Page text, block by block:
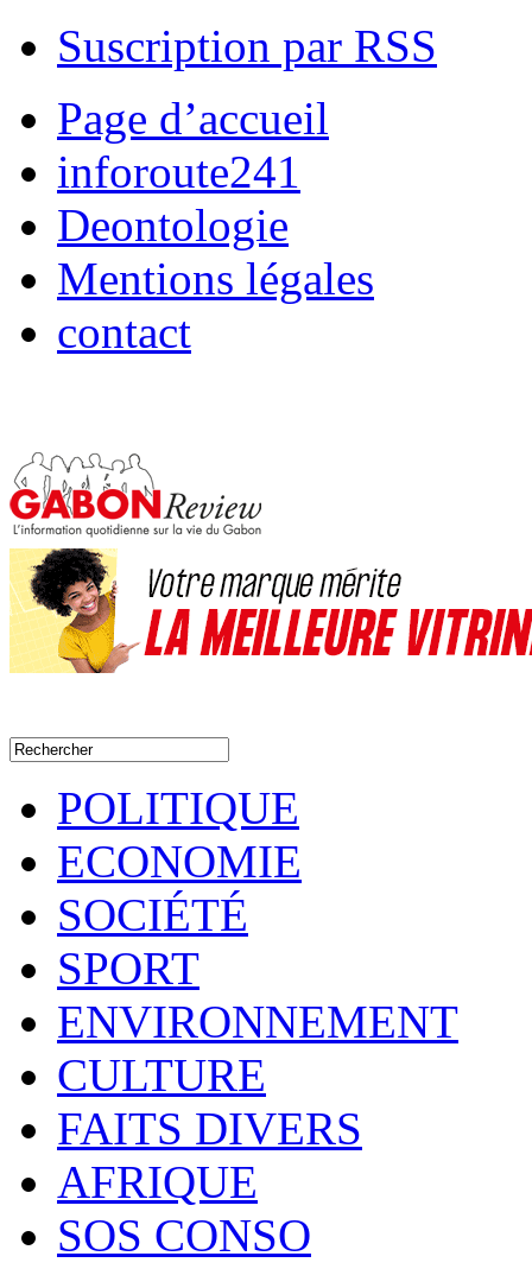
Suscription par RSS
Page d’accueil
inforoute241
Deontologie
Mentions légales
contact
POLITIQUE
ECONOMIE
SOCIÉTÉ
SPORT
ENVIRONNEMENT
CULTURE
FAITS DIVERS
AFRIQUE
SOS CONSO